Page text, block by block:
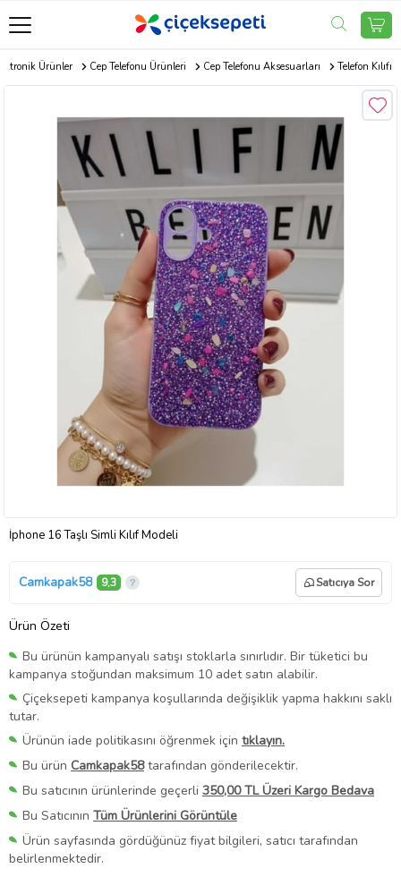
Ürünler Cep Telefonu Ürünleri Cep Telefonu Aksesuarları Telefon Kılıfı
İphone 16 Taşlı Simli Kılıf Modeli
Camkapak58 9,3 Satıcıya Sor
Ürün Özeti
Bu ürünün kampanyalı satışı stoklarla sınırlıdır. Bir tüketici bu
kampanya stoğundan maksimum 10 adet satın alabilir.
Çiçeksepeti kampanya koşullarında değişiklik yapma hakkını saklı
tutar.
Ürünün iade politikasını öğrenmek için tıklayın.
Bu ürün Camkapak58tarafından gönderilecektir.
Bu satıcının ürünlerinde geçerli 350,00 TL Üzeri Kargo Bedava
Bu Satıcının Tüm Ürünlerini Görüntüle
Ürün sayfasında gördüğünüz fiyat bilgileri, satıcı tarafından
belirlenmektedir.